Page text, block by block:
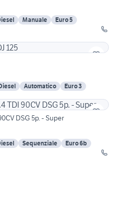
Manuale
Euro 5
Automatico
Euro 3
DSG 5p. - Super
Sequenziale
Euro 6b